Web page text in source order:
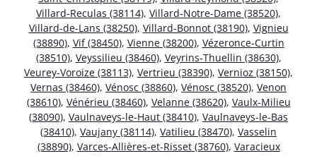
Villard-Reculas (38114), Villard-Notre-Dame (38520),
Villard-de-Lans (38250), Villard-Bonnot (38190), Vignieu
(38890), Vif (38450), Vienne (38200), Vézeronce-Curtin
(38510), Veyssilieu (38460), Veyrins-Thuellin (38630),
Veurey-Voroize (38113), Vertrieu (38390), Vernioz (38150),
Vernas (38460), Vénosc (38860), Vénosc (38520), Venon
(38610), Vénérieu (38460), Velanne (38620), Vaulx-Milieu
(38090), Vaulnaveys-le-Haut (38410), Vaulnaveys-le-Bas
(38410), Vaujany (38114), Vatilieu (38470), Vasselin
(38890), Varces-Allières-et-Risset (38760), Varacieux